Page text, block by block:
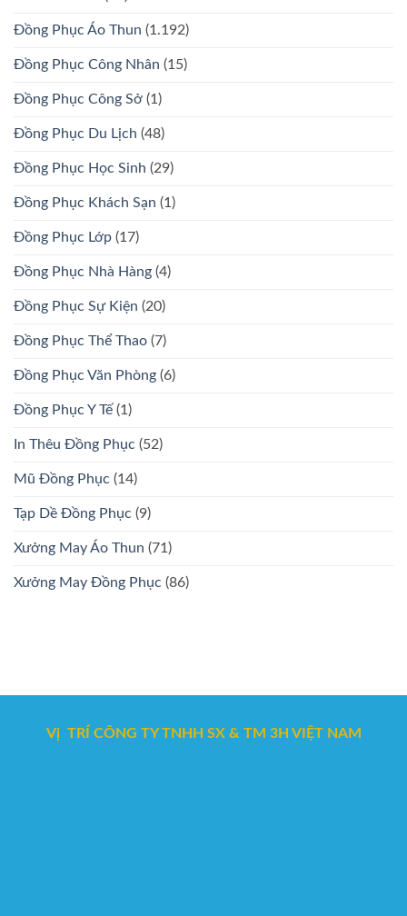
Đồng Phục Áo Thun (1.192)
Đồng Phục Công Nhân (15)
Đồng Phục Công Sở (1)
Đồng Phục Du Lịch (48)
Đồng Phục Học Sinh (29)
Đồng Phục Khách Sạn (1)
Đồng Phục Lớp (17)
Đồng Phục Nhà Hàng (4)
Đồng Phục Sự Kiện (20)
Đồng Phục Thể Thao (7)
Đồng Phục Văn Phòng (6)
Đồng Phục Y Tế (1)
In Thêu Đồng Phục (52)
Mũ Đồng Phục (14)
Tạp Dề Đồng Phục (9)
Xưởng May Áo Thun (71)
Xưởng May Đồng Phục (86)
Vị TRÍ CÔNG TY TNHH SX & TM 3H VIỆT NAM